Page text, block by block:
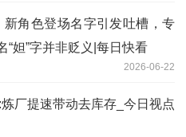
新角色登场名字引发吐槽，专
“妲”字并非贬义|每日快看
2026-06-22
厂提速带动去库存_今日视点